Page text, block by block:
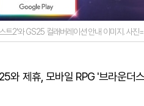
트2'와 GS25 컬래버레이션 안내 이미지. 사진
와 제휴, 모바일 RPG '브라운더